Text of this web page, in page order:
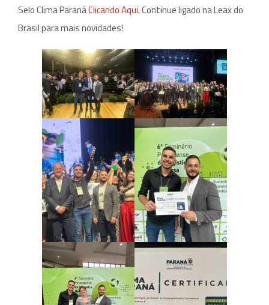
Selo Clima ParanáClicando Aqui.Continue ligado na Leax do
Brasil para mais novidades!